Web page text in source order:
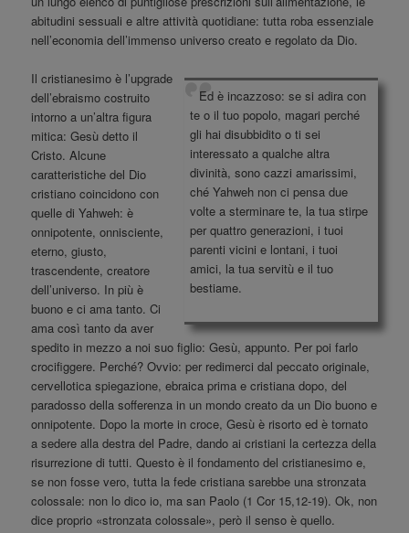
abitudini sessuali e altre attività quotidiane: tutta roba essenziale
nell’economia dell’immenso universo creato e regolato da Dio.
Ed è incazzoso: se si adira con
te o il tuo popolo, magari perché
gli hai disubbidito o ti sei
interessato a qualche altra
divinità, sono cazzi amarissimi,
ché Yahweh non ci pensa due
volte a sterminare te, la tua stirpe
per quattro generazioni, i tuoi
parenti vicini e lontani, i tuoi
amici, la tua servitù e il tuo
bestiame.
Il cristianesimo è l’upgrade
dell’ebraismo costruito
intorno a un’altra figura
mitica: Gesù detto il
Cristo. Alcune
caratteristiche del Dio
cristiano coincidono con
quelle di Yahweh: è
onnipotente, onnisciente,
eterno, giusto,
trascendente, creatore
dell’universo. In più è
buono e ci ama tanto. Ci
ama così tanto da aver
spedito in mezzo a noi suo figlio: Gesù, appunto. Per poi farlo
crocifiggere. Perché? Ovvio: per redimerci dal peccato originale,
cervellotica spiegazione, ebraica prima e cristiana dopo, del
paradosso della sofferenza in un mondo creato da un Dio buono e
onnipotente. Dopo la morte in croce, Gesù è risorto ed è tornato
a sedere alla destra del Padre, dando ai cristiani la certezza della
risurrezione di tutti. Questo è il fondamento del cristianesimo e,
se non fosse vero, tutta la fede cristiana sarebbe una stronzata
colossale: non lo dico io, ma san Paolo (1 Cor 15,12-19). Ok, non
dice proprio «stronzata colossale», però il senso è quello.